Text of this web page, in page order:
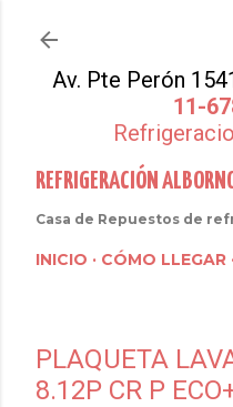
Av. Pte Perón
11-
REFRIGERACIÓN
Casa de Repuestos de
INICIO CÓMO LLEGAR
PLAQUETA
8.12P CR P